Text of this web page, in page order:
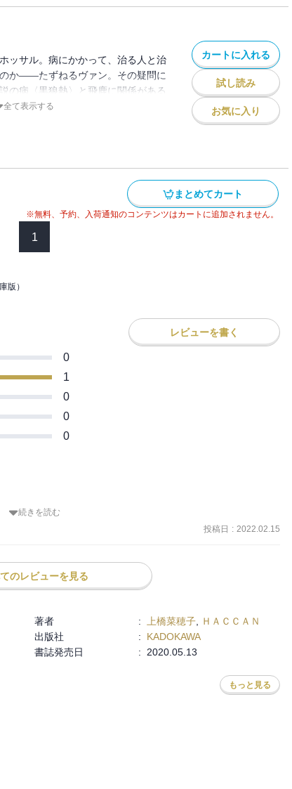
ッサル。病にかかって、治る人と治
か――たずねるヴァン。その疑問に
の病〈黒狼熱〉と飛鹿に関係がある
ンたちは、故郷を取り戻すため、あ
全て表示する
カートに入れる
試し読み
お気に入り
まとめてカート
※無料、予約、入荷通知のコンテンツはカートに追加されません。
1
版）
レビューを書く
0
1
0
0
0
世界。
とホッサルが同じ場所にいたり、登場人物たちが関わりを持
れた移民族やそれを差別する土着の人びと。その悲哀が毒麦
の犬→人間とダニ→人間で薬の効きが違ったり、描写が細か
面白かった。
続きを読む
投稿日 : 2022.02.15
のレビューを見る
著者 : 上橋菜穂子, ＨＡＣＣＡＮ
出版社 :
KADOKAWA
書誌発売日 : 2020.05.13
もっと見る